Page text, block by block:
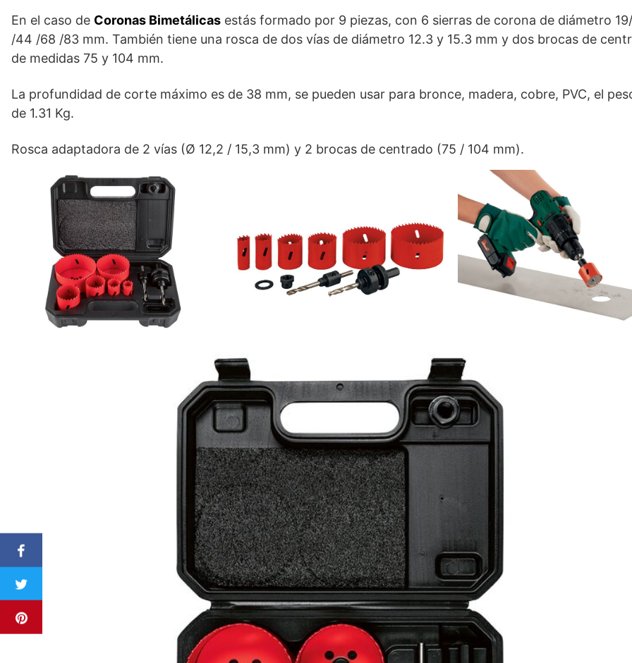
En el caso de Coronas Bimetálicas estás formado por 9 piezas, con 6 sierras de corona de diámetro
/44 /68 /83 mm. También tiene una rosca de dos vías de diámetro 12.3 y 15.3 mm y dos brocas de
de medidas 75 y 104 mm.
La profundidad de corte máximo es de 38 mm, se pueden usar para bronce, madera, cobre, PVC, el
de 1.31 Kg.
Rosca adaptadora de 2 vías (Ø 12,2 / 15,3 mm) y 2 brocas de centrado (75 / 104 mm).